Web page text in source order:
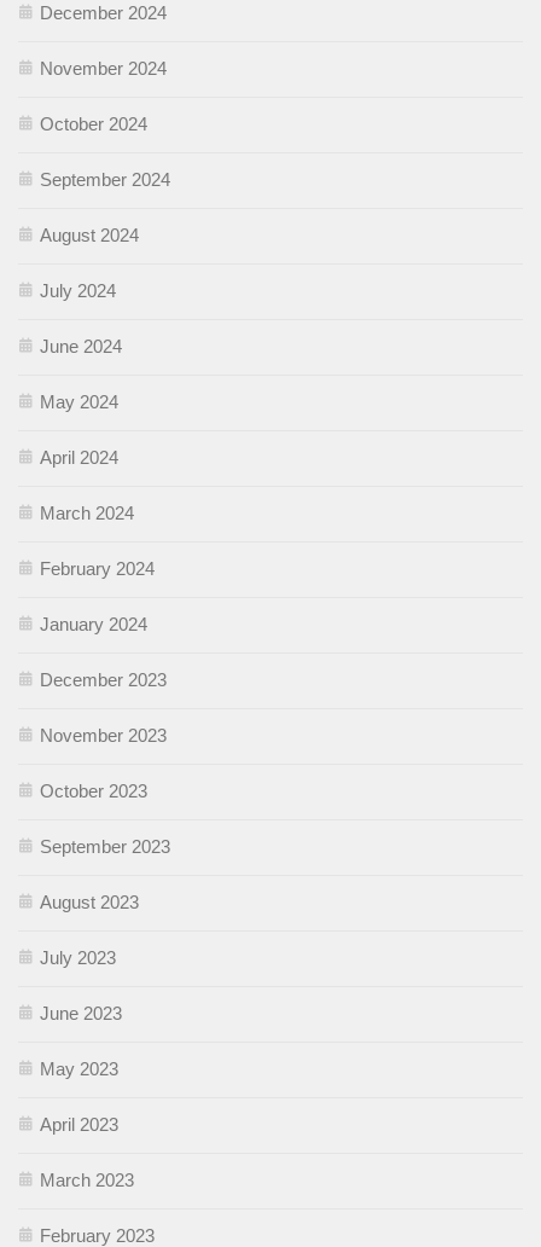
December 2024
November 2024
October 2024
September 2024
August 2024
July 2024
June 2024
May 2024
April 2024
March 2024
February 2024
January 2024
December 2023
November 2023
October 2023
September 2023
August 2023
July 2023
June 2023
May 2023
April 2023
March 2023
February 2023